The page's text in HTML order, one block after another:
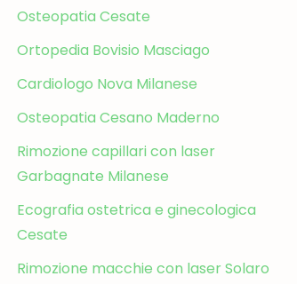
Osteopatia Cesate
Ortopedia Bovisio Masciago
Cardiologo Nova Milanese
Osteopatia Cesano Maderno
Rimozione capillari con laser
Garbagnate Milanese
Ecografia ostetrica e ginecologica
Cesate
Rimozione macchie con laser Solaro